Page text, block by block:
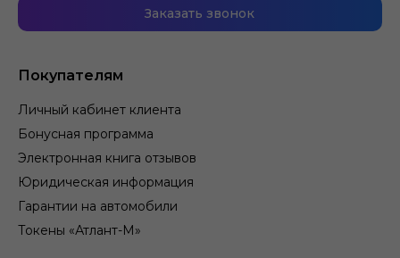
Покупателям
Личный кабинет клиента
Бонусная программа
Электронная книга отзывов
Юридическая информация
Гарантии на автомобили
Токены «Атлант-М»
Заказать звонок